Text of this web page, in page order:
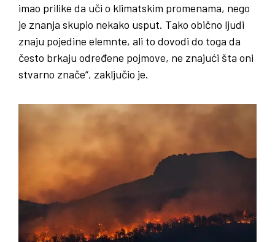
imao prilike da uči o klimatskim promenama, nego
je znanja skupio nekako usput. Tako obično ljudi
znaju pojedine elemnte, ali to dovodi do toga da
često brkaju određene pojmove, ne znajući šta oni
stvarno znače“, zaključio je.